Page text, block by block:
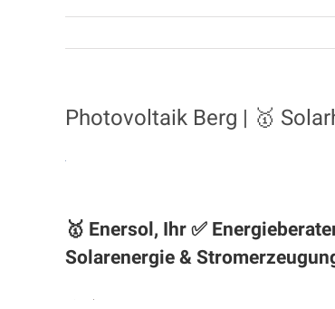
Photovoltaik Berg | 🥇
🥇 Enersol, Ihr ✅
Solarenergie &